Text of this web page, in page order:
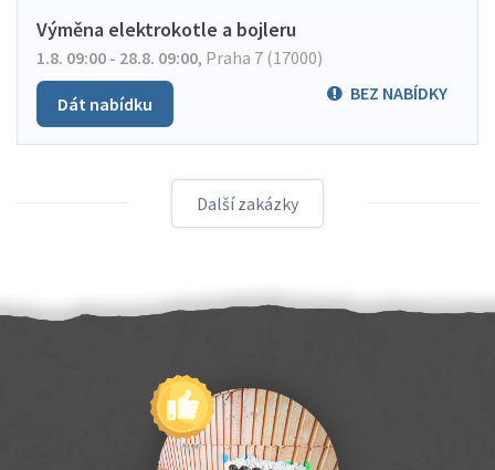
Výměna elektrokotle a bojleru
1.8. 09:00 - 28.8. 09:00, Praha 7 (17000)
BEZ NABÍDKY
Dát nabídku
Další zakázky